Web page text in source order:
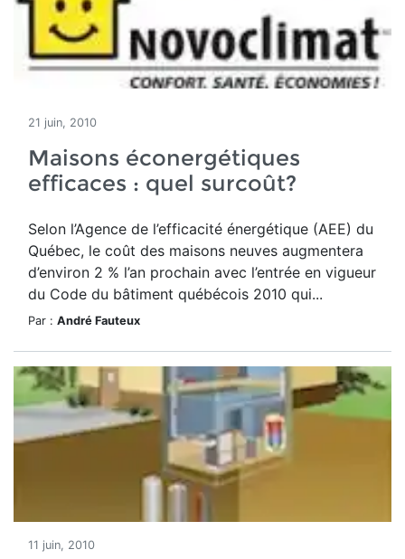
21 juin, 2010
Maisons éconergétiques
efficaces : quel surcoût?
Selon l’Agence de l’efficacité énergétique (AEE) du
Québec, le coût des maisons neuves augmentera
d’environ 2 % l’an prochain avec l’entrée en vigueur
du Code du bâtiment québécois 2010 qui...
Par : André Fauteux
11 juin, 2010